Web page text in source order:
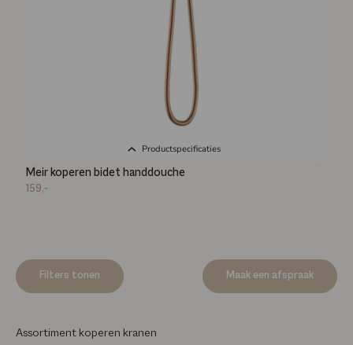
Filters tonen Maak een afspraak
Productspecificaties
Meir koperen bidet handdouche
159,-
Assortiment koperen kranen